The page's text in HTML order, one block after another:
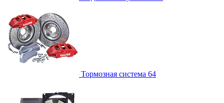
Тормозная система 64